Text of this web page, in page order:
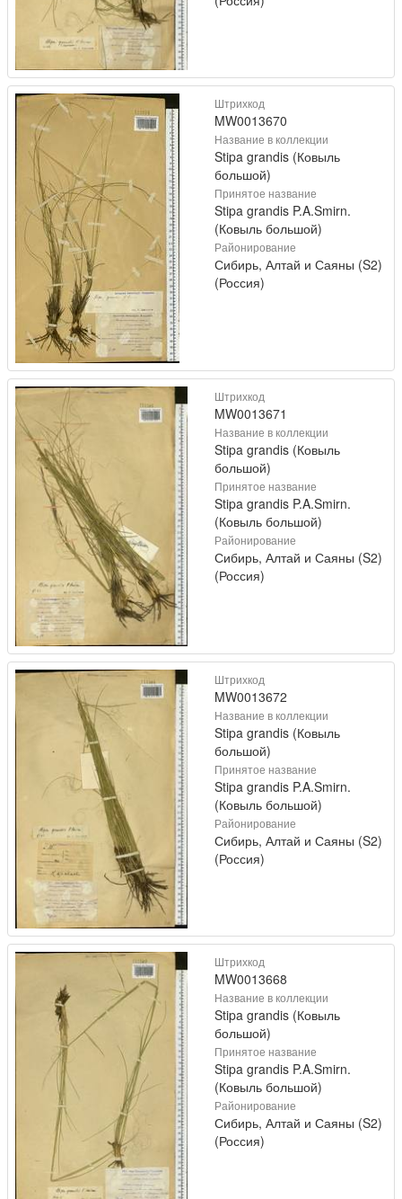
Штрихкод
MW0013670
Название в коллекции
Stipa grandis (Ковыль
большой)
Принятое название
Stipa grandis P.A.Smirn.
(Ковыль большой)
Районирование
Сибирь, Алтай и Саяны (S2)
(Россия)
Штрихкод
MW0013671
Название в коллекции
Stipa grandis (Ковыль
большой)
Принятое название
Stipa grandis P.A.Smirn.
(Ковыль большой)
Районирование
Сибирь, Алтай и Саяны (S2)
(Россия)
Штрихкод
MW0013672
Название в коллекции
Stipa grandis (Ковыль
большой)
Принятое название
Stipa grandis P.A.Smirn.
(Ковыль большой)
Районирование
Сибирь, Алтай и Саяны (S2)
(Россия)
Штрихкод
MW0013668
Название в коллекции
Stipa grandis (Ковыль
большой)
Принятое название
Stipa grandis P.A.Smirn.
(Ковыль большой)
Районирование
Сибирь, Алтай и Саяны (S2)
(Россия)